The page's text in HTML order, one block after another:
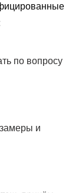
по вопросу
и